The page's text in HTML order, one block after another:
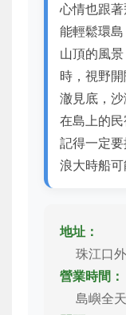
心情也跟
能輕鬆環
山頂的風
時，視野
澈見底，
在島上的民
記得一定
浪大時船可
地址：
珠江口
營業時間：
島嶼全